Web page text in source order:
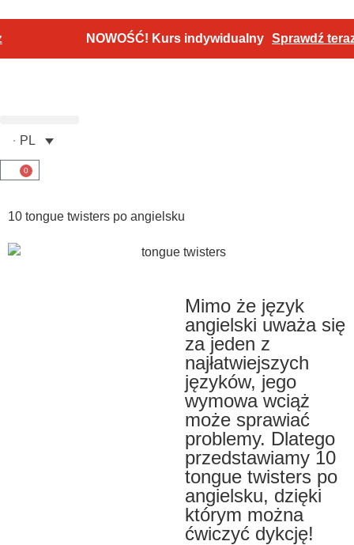
NOWOŚĆ! Kurs indywidualny Sprawdź teraz
PL
0
10 tongue twisters po angielsku
Mimo że język
angielski uważa się
za jeden z
najłatwiejszych
języków, jego
wymowa wciąż
może sprawiać
problemy. Dlatego
przedstawiamy 10
tongue twisters po
angielsku, dzięki
którym można
ćwiczyć dykcję!